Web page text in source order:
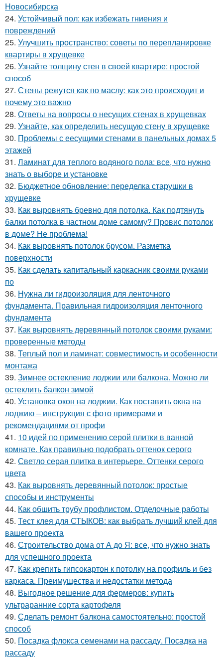
Новосибирска
24. Устойчивый пол: как избежать гниения и
повреждений
25. Улучшить пространство: советы по перепланировке
квартиры в хрущевке
26. Узнайте толщину стен в своей квартире: простой
способ
27. Стены режутся как по маслу: как это происходит и
почему это важно
28. Ответы на вопросы о несущих стенах в хрущевках
29. Узнайте, как определить несущую стену в хрущевке
30. Проблемы с еесущими стенами в панельных домах 5
этажей
31. Ламинат для теплого водяного пола: все, что нужно
знать о выборе и установке
32. Бюджетное обновление: переделка старушки в
хрущевке
33. Как выровнять бревно для потолка. Как подтянуть
балки потолка в частном доме самому? Провис потолок
в доме? Не проблема!
34. Как выровнять потолок брусом. Разметка
поверхности
35. Как сделать капитальный каркасник своими руками
по
36. Нужна ли гидроизоляция для ленточного
фундамента. Правильная гидроизоляция ленточного
фундамента
37. Как выровнять деревянный потолок своими руками:
проверенные методы
38. Теплый пол и ламинат: совместимость и особенности
монтажа
39. Зимнее остекление лоджии или балкона. Можно ли
остеклить балкон зимой
40. Установка окон на лоджии. Как поставить окна на
лоджию – инструкция с фото примерами и
рекомендациями от профи
41. 10 идей по применению серой плитки в ванной
комнате. Как правильно подобрать оттенок серого
42. Светло серая плитка в интерьере. Оттенки серого
цвета
43. Как выровнять деревянный потолок: простые
способы и инструменты
44. Как обшить трубу профлистом. Отделочные работы
45. Тест клея для СТЫКОВ: как выбрать лучший клей для
вашего проекта
46. Строительство дома от А до Я: все, что нужно знать
для успешного проекта
47. Как крепить гипсокартон к потолку на профиль и без
каркаса. Преимущества и недостатки метода
48. Выгодное решение для фермеров: купить
ультраранние сорта картофеля
49. Сделать ремонт балкона самостоятельно: простой
способ
50. Посадка флокса семенами на рассаду. Посадка на
рассаду